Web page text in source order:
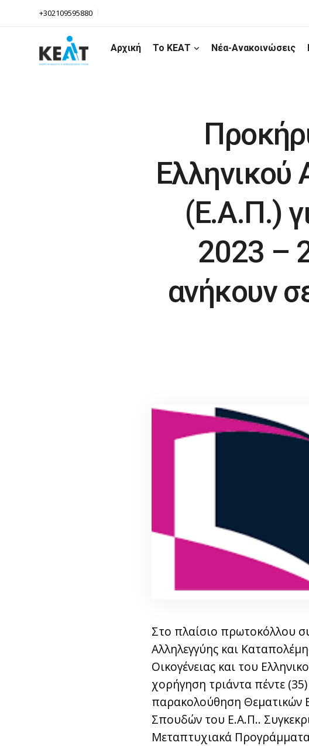
+302109595880
Αρχική Το ΚΕΑΤ Νέα-Ανακοινώσεις
Ελληνικού
(Ε.Α.Π.)
2023 –
ανήκουν
Στο πλαίσιο πρωτοκόλλου
Αλληλεγγύης και
Οικογένειας και του
χορήγηση τριάντα πέντε
παρακολούθηση Θεματικών
Σπουδών του Ε.Α.Π..
Μεταπτυχιακά